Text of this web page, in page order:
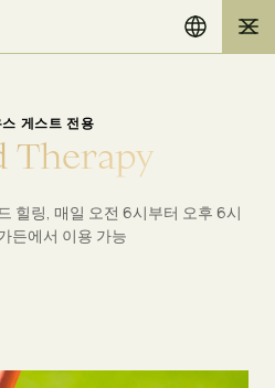
스 게스트 전용
Therapy
힐링, 매일 오전 6시부터 오후 6시
든에서 이용 가능